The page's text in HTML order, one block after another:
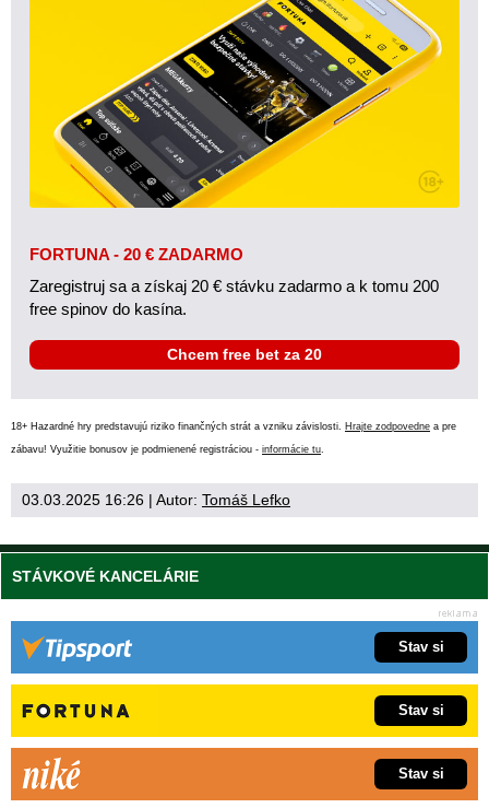
FORTUNA - 20 € ZADARMO
Zaregistruj sa a získaj 20 € stávku zadarmo a k tomu 200
free spinov do kasína.
Chcem free bet za 20
18+ Hazardné hry predstavujú riziko finančných strát a vzniku závislosti. Hrajte zodpovedne a pre
zábavu! Využitie bonusov je podmienené registráciou - informácie tu.
03.03.2025 16:26 | Autor: Tomáš Lefko
STÁVKOVÉ KANCELÁRIE
Stav si
Stav si
Stav si